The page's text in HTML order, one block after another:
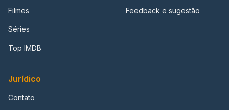
Filmes
Séries
Top IMDB
Feedback e sugestão
Jurídico
Contato